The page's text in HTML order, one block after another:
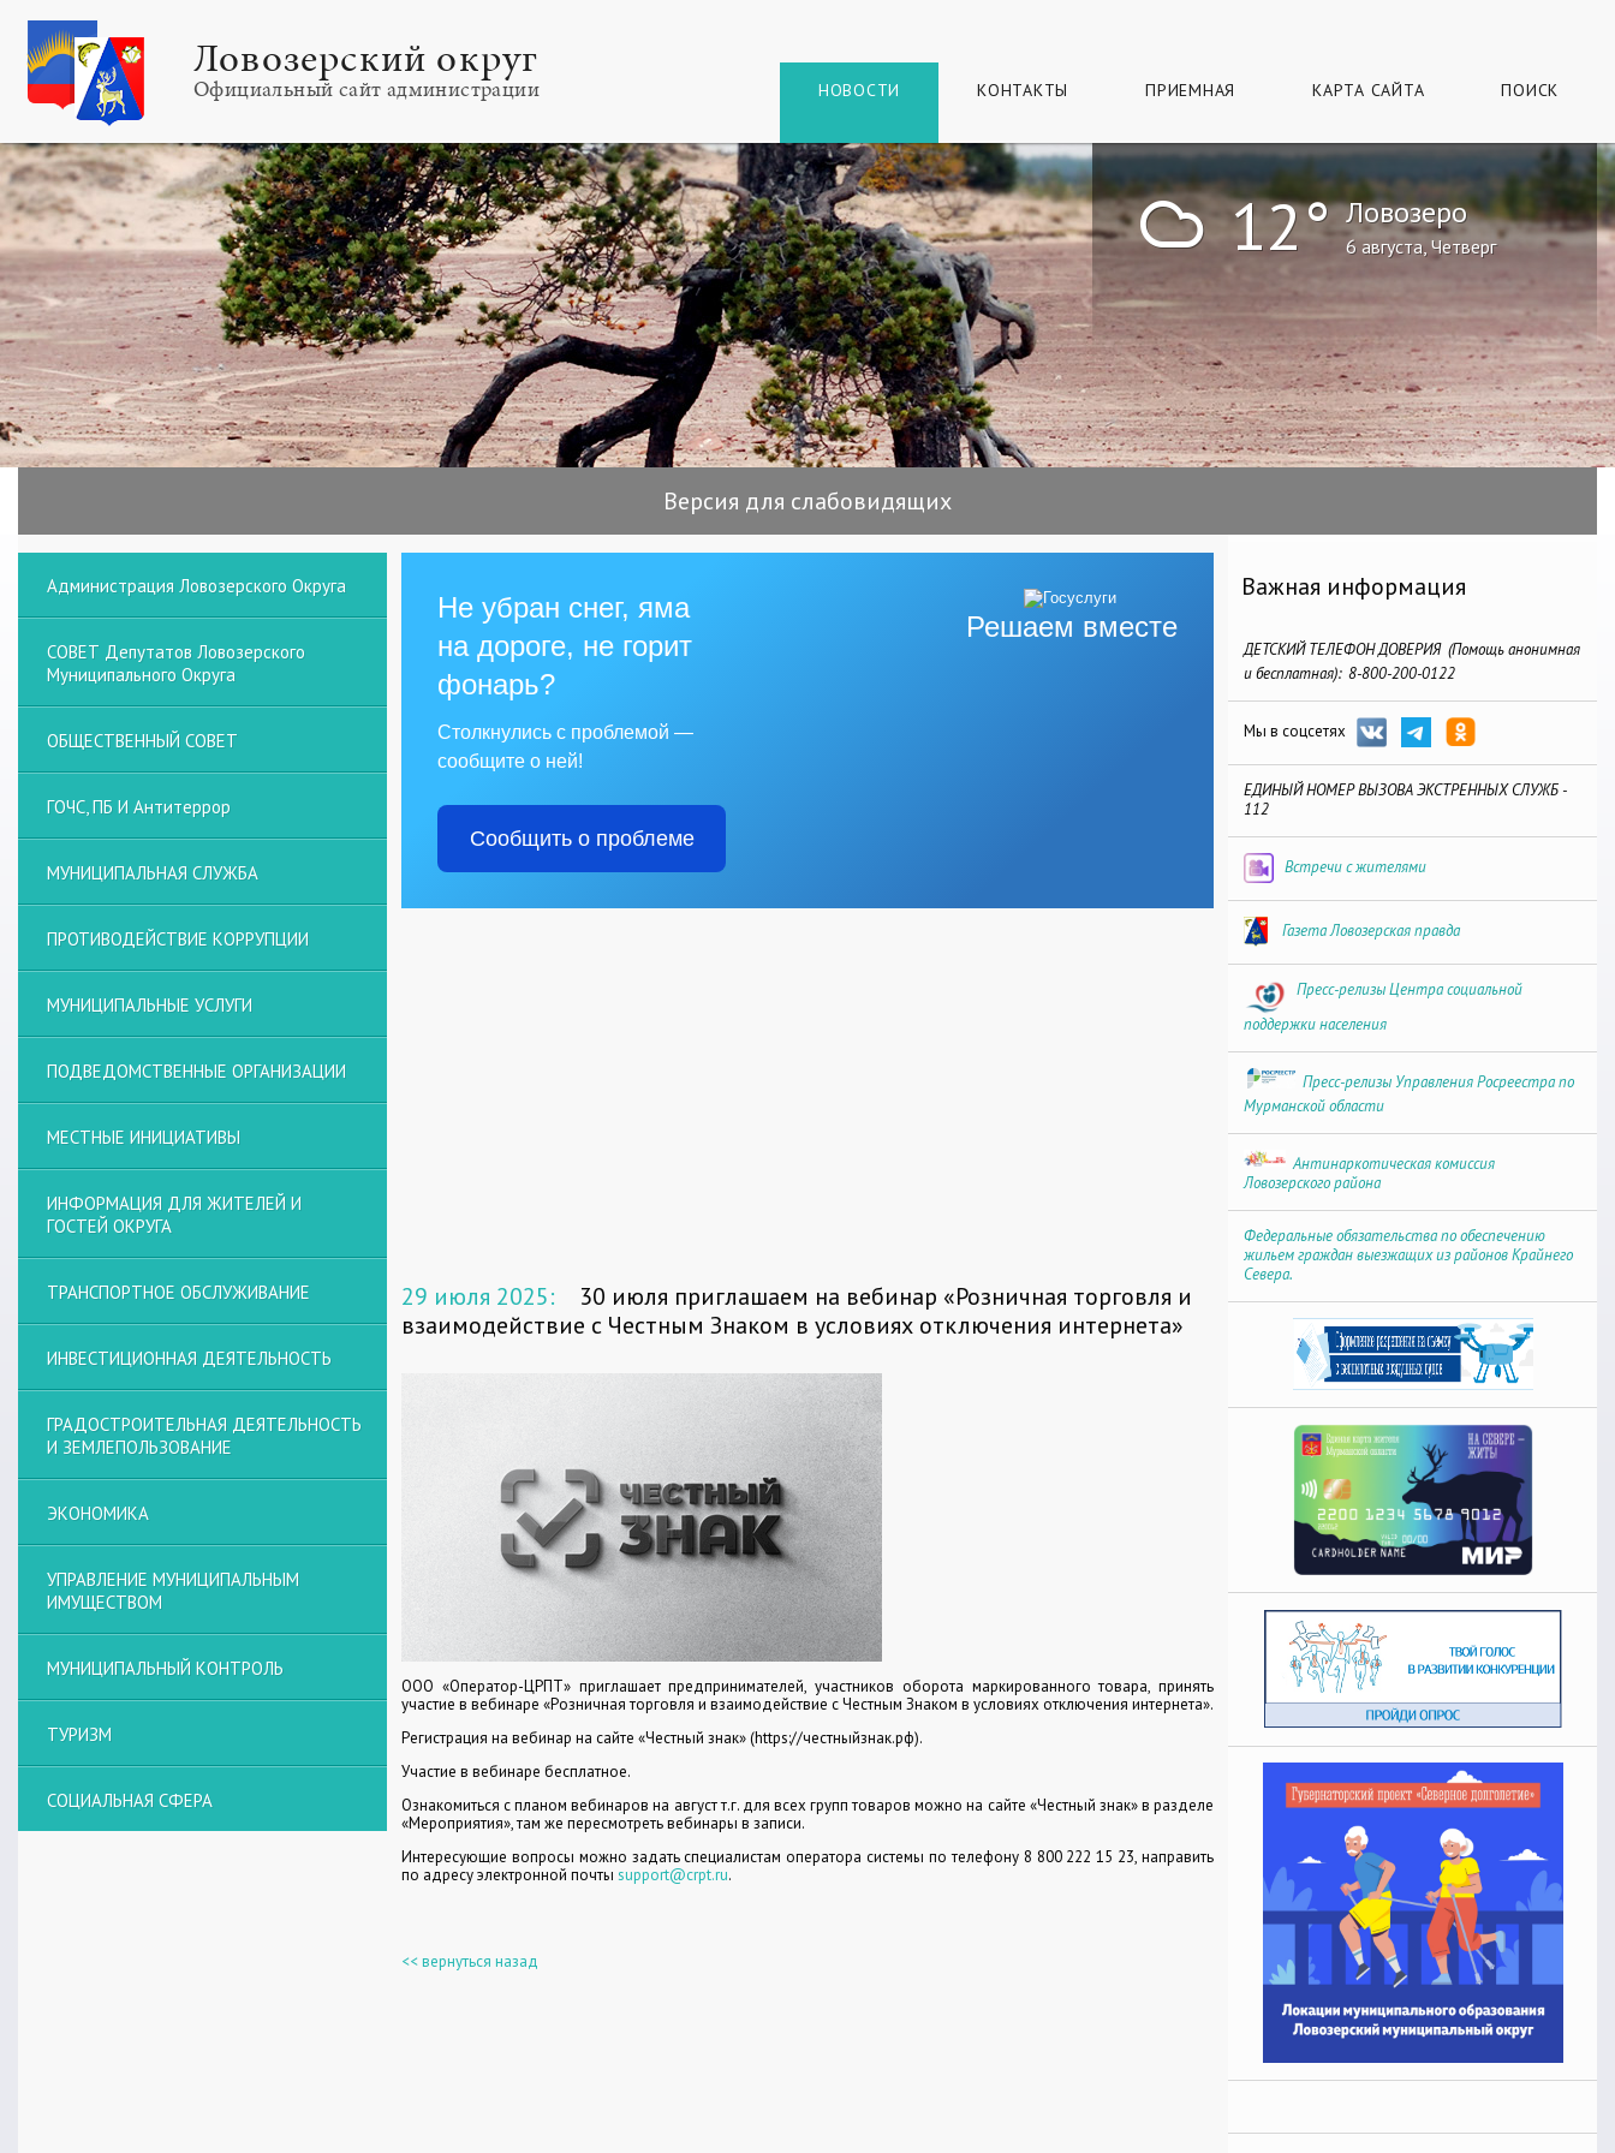
Ловозерский округ
Официальный сайт администрации НОВОСТИ КОНТАКТЫ ПРИЕМНАЯ КАРТА САЙТА ПОИСК
! 12° Ловозеро
6 августа, Четверг
Версия для слабовидящих
Решаем вместе
Не убран снег, яма
на дороге, не горит
фонарь?
Столкнулись с проблемой —
сообщите о ней!
Сообщить о проблеме
29 июля 2025:
30 июля приглашаем на вебинар «Розничная торговля и
взаимодействие с Честным Знаком в условиях отключения интернета»
ООО «Оператор-ЦРПТ» приглашает предпринимателей, участников оборота маркированного товара, принять
участие в вебинаре «Розничная торговля и взаимодействие с Честным Знаком в условиях отключения интернета».
Регистрация на вебинар на сайте «Честный знак» (httрs://честныйзнак.рф).
Участие в вебинаре бесплатное.
Ознакомиться с планом вебинаров на август т.г. для всех групп товаров можно на сайте «Честный знак» в разделе
«Мероприятия», там же пересмотреть вебинары в записи.
Интересующие вопросы можно задать специалистам оператора системы по телефону 8 800 222 15 23, направить
по адресу электронной почты support@crpt.ru.
<< вернуться назад
Администрация Ловозерского Округа
СОВЕТ Депутатов Ловозерского
Муниципального Округа
ОБЩЕСТВЕННЫЙ СОВЕТ
ГОЧС, ПБ И Антитеррор
МУНИЦИПАЛЬНАЯ СЛУЖБА
ПРОТИВОДЕЙСТВИЕ КОРРУПЦИИ
МУНИЦИПАЛЬНЫЕ УСЛУГИ
ПОДВЕДОМСТВЕННЫЕ ОРГАНИЗАЦИИ
МЕСТНЫЕ ИНИЦИАТИВЫ
ИНФОРМАЦИЯ ДЛЯ ЖИТЕЛЕЙ И
ГОСТЕЙ ОКРУГА
ТРАНСПОРТНОЕ ОБСЛУЖИВАНИЕ
ИНВЕСТИЦИОННАЯ ДЕЯТЕЛЬНОСТЬ
ГРАДОСТРОИТЕЛЬНАЯ ДЕЯТЕЛЬНОСТЬ
И ЗЕМЛЕПОЛЬЗОВАНИЕ
ЭКОНОМИКА
УПРАВЛЕНИЕ МУНИЦИПАЛЬНЫМ
ИМУЩЕСТВОМ
МУНИЦИПАЛЬНЫЙ КОНТРОЛЬ
ТУРИЗМ
СОЦИАЛЬНАЯ СФЕРА
Важная информация
ДЕТСКИЙ ТЕЛЕФОН ДОВЕРИЯ (Помощь анонимная
и бесплатная): 8-800-200-0122
Мы в соцсетях
ЕДИНЫЙ НОМЕР ВЫЗОВА ЭКСТРЕННЫХ СЛУЖБ -
112
Встречи с жителями
Газета Ловозерская правда
Пресс-релизы Центра социальной
поддержки населения
Пресс-релизы Управления Росреестра по
Мурманской области
Антинаркотическая комиссия
Ловозерского района
Федеральные обязательства по обеспечению
жильем граждан выезжащих из районов Крайнего
Севера.